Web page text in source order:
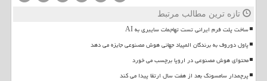
تازه ترین مطالب مرتبط
ساخت پلت فرم ایرانی تست تهاجمات سایبری به AI
پاول دوروف به برندگان المپیاد جهانی هوش مصنوعی جایزه می دهد
محتوای هوش مصنوعی در اروپا برچسب می خورد
پرچمدار سامسونگ بعد از هفت سال ارتقا پیدا می کند